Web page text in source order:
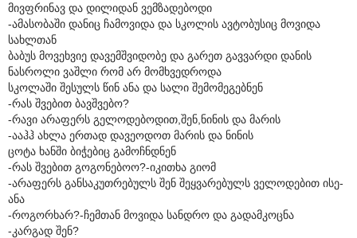
მივფრინავ და დილიდან ვემზადებოდი
-ამასობაში დანიც ჩამოვიდა და სკოლის ავტობუსიც მოვიდა
სახლთან
ბაბუს მოვეხვიე დავემშვიდობე და გარეთ გავვარდი დანის
ნასროლი ვაშლი რომ არ მომხვედროდა
სკოლაში შესულს წინ ანა და სალი შემომეგებნენ
-რას შვებით ბავშვებო?
-რავი არაფერს გელოდებოდით,შენ,ნინის და მარის
-ააჰჰ ახლა ერთად დავეოდოთ მარის და ნინის
ცოტა ხანში ბიჭებიც გამოჩნდნენ
-რას შვებით გოგონებოო?-იკითხა გიომ
-არაფერს განსაკუთრებულს შენ შეყვარებულს ველოდებით ისე-
ანა
-როგორხარ?-ჩემთან მოვიდა სანდრო და გადამკოცნა
-კარგად შენ?